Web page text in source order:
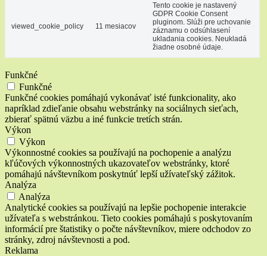
viewed_cookie_policy 11 mesiacov
Tento cookie je nastavený
GDPR Cookie Consent
pluginom. Slúži pre uchovanie
záznamu o odsúhlasení
ukladania cookies. Neukladá
žiadne osobné údaje.
Funkčné
Funkčné
Funkčné cookies pomáhajú vykonávať isté funkcionality, ako
napríklad zdieľanie obsahu webstránky na sociálnych sieťach,
zbierať spätnú väzbu a iné funkcie tretích strán.
Výkon
Výkon
Výkonnostné cookies sa používajú na pochopenie a analýzu
kľúčových výkonnostných ukazovateľov webstránky, ktoré
pomáhajú návštevníkom poskytnúť lepší užívateľský zážitok.
Analýza
Analýza
Analytické cookies sa používajú na lepšie pochopenie interakcie
užívateľa s webstránkou. Tieto cookies pomáhajú s poskytovaním
informácií pre štatistiky o počte návštevníkov, miere odchodov zo
stránky, zdroj návštevnosti a pod.
Reklama